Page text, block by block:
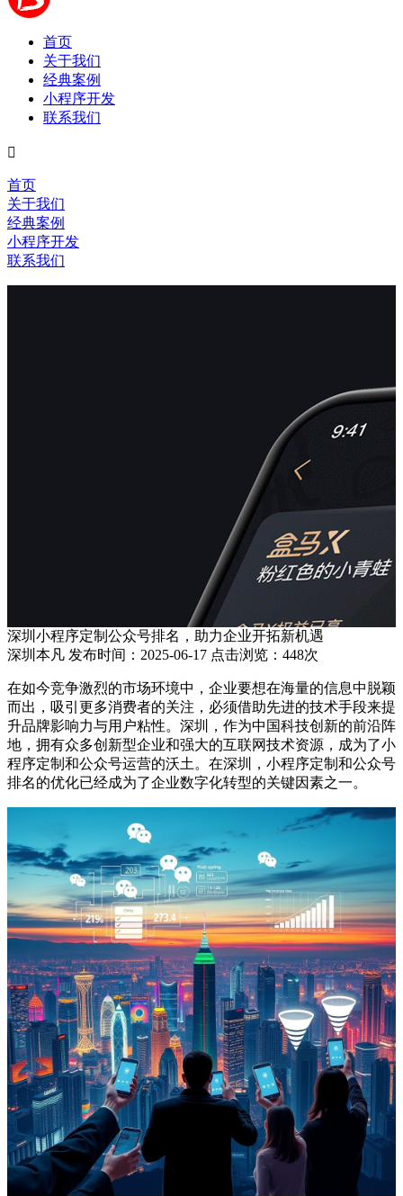
首页
关于我们
经典案例
小程序开发
联系我们

首页
关于我们
经典案例
小程序开发
联系我们
深圳小程序定制公众号排名，助力企业开拓新机遇
深圳本凡 发布时间：2025-06-17 点击浏览：448次
在如今竞争激烈的市场环境中，企业要想在海量的信息中脱颖
而出，吸引更多消费者的关注，必须借助先进的技术手段来提
升品牌影响力与用户粘性。深圳，作为中国科技创新的前沿阵
地，拥有众多创新型企业和强大的互联网技术资源，成为了小
程序定制和公众号运营的沃土。在深圳，小程序定制和公众号
排名的优化已经成为了企业数字化转型的关键因素之一。